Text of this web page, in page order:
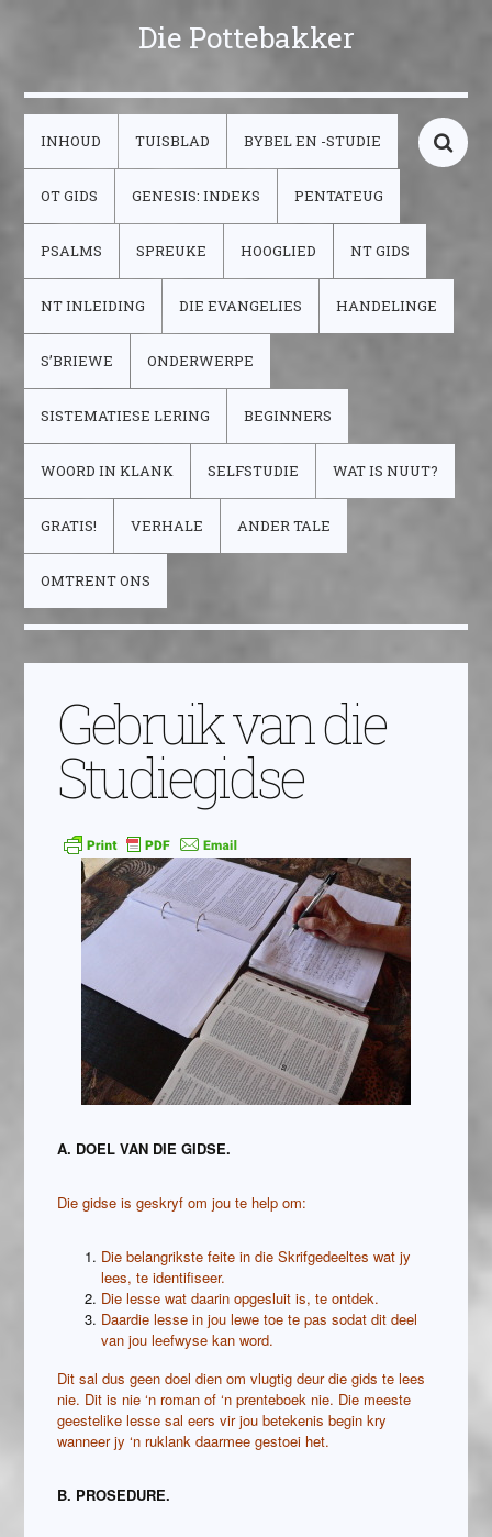
Die Pottebakker
INHOUD TUISBLAD BYBEL EN -STUDIE
OT GIDS GENESIS: INDEKS PENTATEUG
PSALMS SPREUKE HOOGLIED NT GIDS
NT INLEIDING DIE EVANGELIES HANDELINGE
S’BRIEWE ONDERWERPE
SISTEMATIESE LERING BEGINNERS
WOORD IN KLANK SELFSTUDIE WAT IS NUUT?
GRATIS! VERHALE ANDER TALE
OMTRENT ONS
Gebruik van die
Studiegidse
A. DOEL VAN DIE GIDSE.
Die gidse is geskryf om jou te help om:
Die belangrikste feite in die Skrifgedeeltes wat jy
lees, te identifiseer.
Die lesse wat daarin opgesluit is, te ontdek.
Daardie lesse in jou lewe toe te pas sodat dit deel
van jou leefwyse kan word.
Dit sal dus geen doel dien om vlugtig deur die gids te lees
nie. Dit is nie ‘n roman of ‘n prenteboek nie. Die meeste
geestelike lesse sal eers vir jou betekenis begin kry
wanneer jy ‘n ruklank daarmee gestoei het.
B. PROSEDURE.